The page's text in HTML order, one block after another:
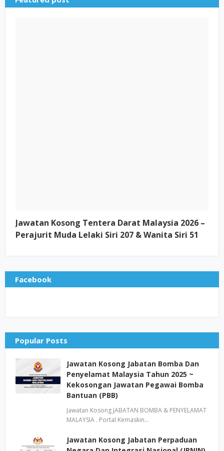
Jawatan Kosong Tentera Darat Malaysia 2026 –
Perajurit Muda Lelaki Siri 207 & Wanita Siri 51
Facebook
Popular Posts
Jawatan Kosong Jabatan Bomba Dan
Penyelamat Malaysia Tahun 2025 ~
Kekosongan Jawatan Pegawai Bomba
Bantuan (PBB)
Jawatan Kosong JABATAN BOMBA & PENYELAMAT
MALAYSIA . Portal Kemaskin…
Jawatan Kosong Jabatan Perpaduan